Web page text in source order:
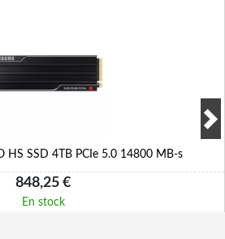
HS SSD 4TB PCIe 5.0 14800 MB-s
848,25 €
En stock